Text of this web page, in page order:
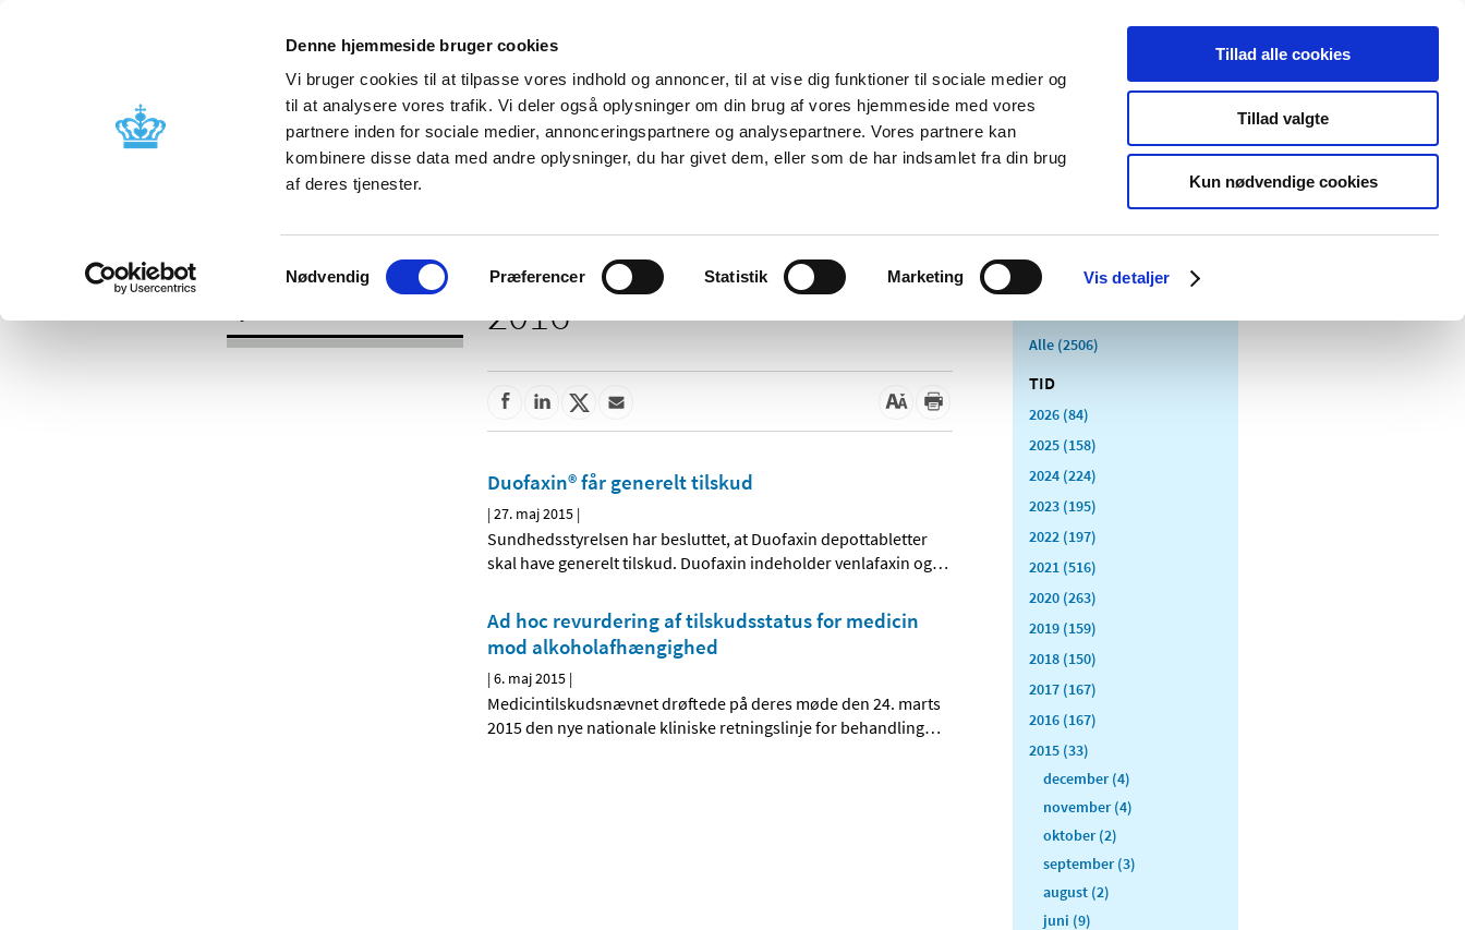
Denne hjemmeside bruger cookies
Vi bruger cookies til at tilpasse vores indhold og annoncer, til at vise dig funktioner til sociale medier og
til at analysere vores trafik. Vi deler også oplysninger om din brug af vores hjemmeside med vores
partnere inden for sociale medier, annonceringspartnere og analysepartnere. Vores partnere kan
kombinere disse data med andre oplysninger, du har givet dem, eller som de har indsamlet fra din brug
af deres tjenester.
Samtykkevalg
Nødvendig Præferencer Statistik Marketing Vis detaljer
Tillad alle cookies
Tillad valgte
Kun nødvendige cookies
Nyheder Om os Kontakt Udgivelser
Godkendelse og
Bivirkninger og
produktinformation
Tilskud og
Apoteker og salg af
Medicinsk
Særlige
produktområder
2016
Duofaxin® får generelt tilskud
|27. maj 2015 |
Sundhedsstyrelsen har besluttet, at Duofaxin depottabletter
skal have generelt tilskud. Duofaxin indeholder venlafaxin og…
Ad hoc revurdering af tilskudsstatus for medicin
mod alkoholafhængighed
|6. maj 2015 |
Medicintilskudsnævnet drøftede på deres møde den 24. marts
2015 den nye nationale kliniske retningslinje for behandling…
Alle (2506)
TID
2026 (84)
2025 (158)
2024 (224)
2023 (195)
2022 (197)
2021 (516)
2020 (263)
2019 (159)
2018 (150)
2017 (167)
2016 (167)
2015 (33)
december (4)
november (4)
oktober (2)
september (3)
august (2)
juni (9)